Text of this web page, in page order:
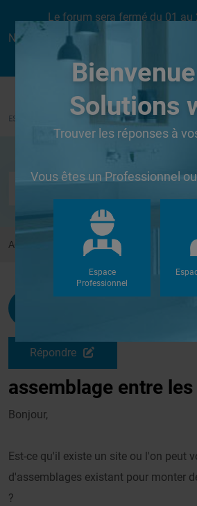
Le forum sera fermé du 01 au
Nous aurons le plaisir de vous
Accueil Forums Autres
Bestel
Répondre
assemblage entre
Bonjour,
Est-ce qu'il existe un site ou l'on peut
d'assemblages existant pour monter
?
Solutions
Trouver les réponses à
Vous êtes un Professionnel
Espace
Professionnel